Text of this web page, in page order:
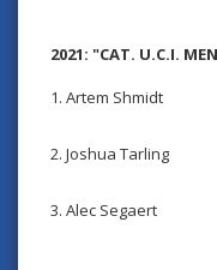
2021: "CAT. U.C.I.
1. Artem Shmidt
2. Joshua Tarling
3. Alec Segaert